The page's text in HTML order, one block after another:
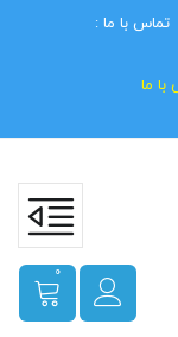
تماس با ما :
ما
0